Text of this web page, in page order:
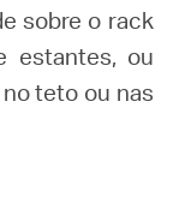
sobre o rack
estantes, ou
teto ou nas